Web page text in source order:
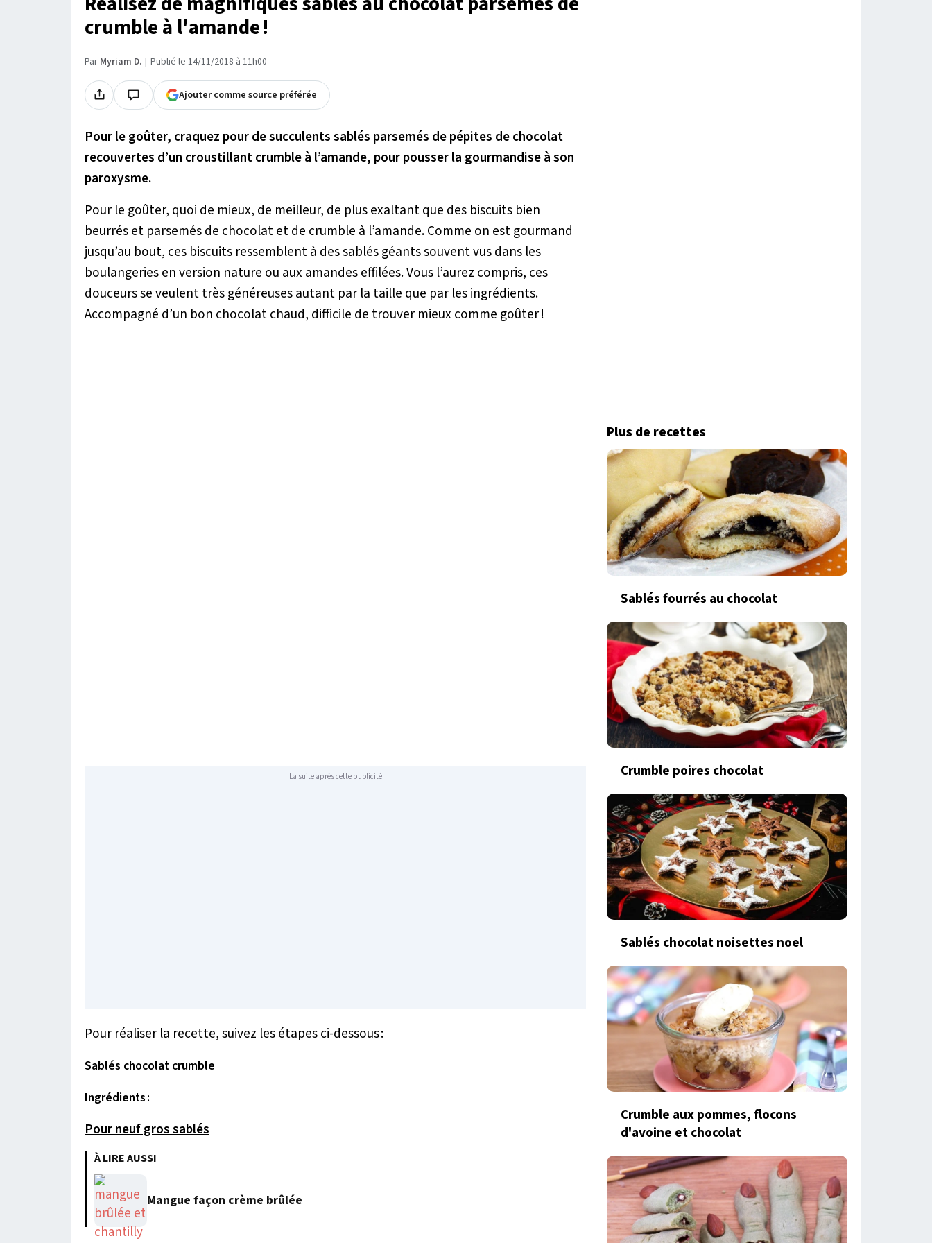
crumble à l'amande !
Par Myriam D. Publié le 14/11/2018 à 11h00
Ajouter comme source préférée
Pour le goûter, craquez pour de succulents sablés parsemés de pépites de chocolat
recouvertes d’un croustillant crumble à l’amande, pour pousser la gourmandise à son
paroxysme.
Pour le goûter, quoi de mieux, de meilleur, de plus exaltant que des biscuits bien
beurrés et parsemés de chocolat et de crumble à l’amande. Comme on est gourmand
jusqu’au bout, ces biscuits ressemblent à des sablés géants souvent vus dans les
boulangeries en version nature ou aux amandes effilées. Vous l’aurez compris, ces
douceurs se veulent très généreuses autant par la taille que par les ingrédients.
Accompagné d’un bon chocolat chaud, difficile de trouver mieux comme goûter !
La suite après cette publicité
Pour réaliser la recette, suivez les étapes ci-dessous :
Sablés chocolat crumble
Ingrédients :
Pour neuf gros sablés
À LIRE AUSSI
Mangue façon crème brûlée
Plus de recettes
Sablés fourrés au chocolat
Crumble poires chocolat
Sablés chocolat noisettes noel
Crumble aux pommes, flocons
d'avoine et chocolat